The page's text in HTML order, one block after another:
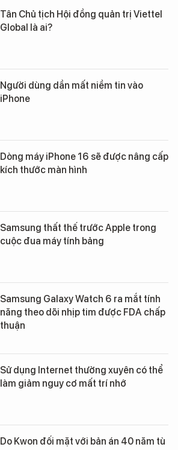
Tân Chủ tịch Hội đồng quản trị Viettel
Global là ai?
Người dùng dần mất niềm tin vào
iPhone
Dòng máy iPhone 16 sẽ được nâng cấp
kích thước màn hình
Samsung thất thế trước Apple trong
cuộc đua máy tính bảng
Samsung Galaxy Watch 6 ra mắt tính
năng theo dõi nhịp tim được FDA chấp
thuận
Sử dụng Internet thường xuyên có thể
làm giảm nguy cơ mất trí nhớ
Do Kwon đối mặt với bản án 40 năm tù